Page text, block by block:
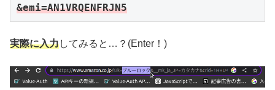
&emi=AN1VRQENFRJN5
実際に入力してみると…？(Enter！)